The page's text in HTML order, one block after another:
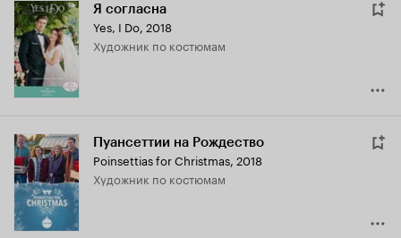
Я согласна
Yes, I Do, 2018
Художник по костюмам
Пуансеттии на Рождество
Poinsettias for Christmas, 2018
Художник по костюмам